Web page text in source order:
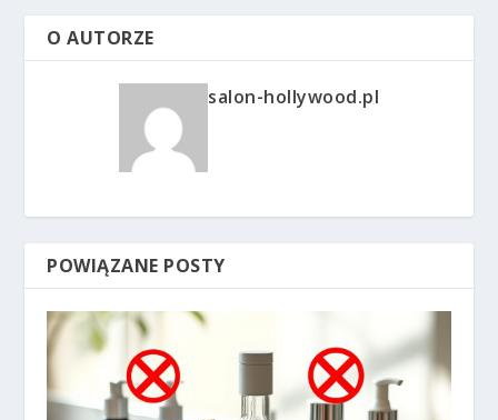
O AUTORZE
salon-hollywood.pl
POWIĄZANE POSTY